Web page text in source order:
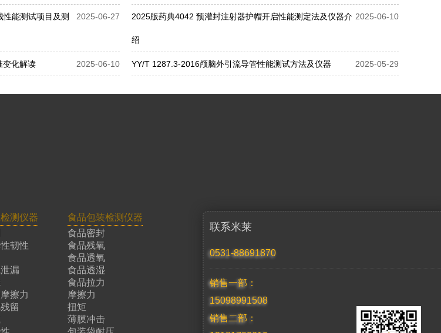
2025-06-27
能测试项目及测 2025-06-10
2025版药典4042 预灌封注射器护帽开启性能测定法及仪器介
绍
2025-06-10
变化解读 2025-05-29
YY/T 1287.3-2016颅脑外引流导管性能测试方法及仪器
测仪器
韧性
漏
擦力
留
食品包装检测仪器
食品密封
食品残氧
食品透氧
食品透湿
食品拉力
摩擦力
扭矩
薄膜冲击
联系米莱
0531-88691870
销售一部：
15098991508
销售二部：